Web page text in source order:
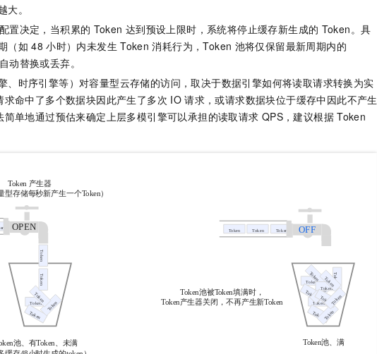
。
置决定，当积累的 Token 达到预设上限时，系统将停止缓存新生成的 Token。具
（如 48 小时）内未发生 Token 消耗行为，Token 池将仅保留最新周期内的
动替换或丢弃。
、时序引擎等）对容量型云存储的访问，取决于数据引擎如何将读取请求转换为实
求命中了多个数据块因此产生了多次 IO 请求，或请求数据块位于缓存中因此不产生
简单地通过预估来确定上层多模引擎可以承担的读取请求 QPS，建议根据 Token